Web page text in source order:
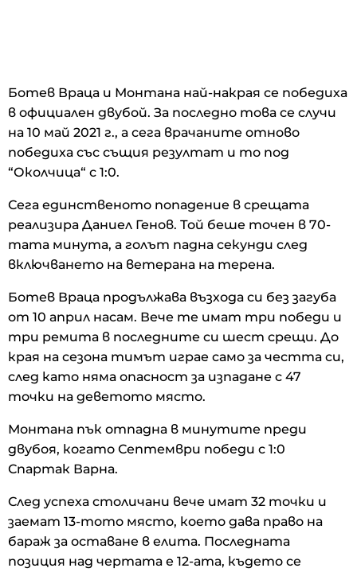
Ботев Враца и Монтана най-накрая се победиха
в официален двубой. За последно това се случи
на 10 май 2021 г., а сега врачаните отново
победиха със същия резултат и то под
“Околчица“ с 1:0.
Сега единственото попадение в срещата
реализира Даниел Генов. Той беше точен в 70-
тата минута, а голът падна секунди след
включването на ветерана на терена.
Ботев Враца продължава възхода си без загуба
от 10 април насам. Вече те имат три победи и
три ремита в последните си шест срещи. До
края на сезона тимът играе само за честта си,
след като няма опасност за изпадане с 47
точки на деветото място.
Монтана пък отпадна в минутите преди
двубоя, когато Септември победи с 1:0
Спартак Варна.
След успеха столичани вече имат 32 точки и
заемат 13-тото място, което дава право на
бараж за оставане в елита. Последната
позиция над чертата е 12-ата, където се